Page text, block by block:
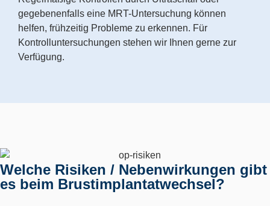
gegebenenfalls eine MRT-Untersuchung können
helfen, frühzeitig Probleme zu erkennen. Für
Kontrolluntersuchungen stehen wir Ihnen gerne zur
Verfügung.
Welche Risiken / Nebenwirkungen gibt
es beim Brustimplantatwechsel?